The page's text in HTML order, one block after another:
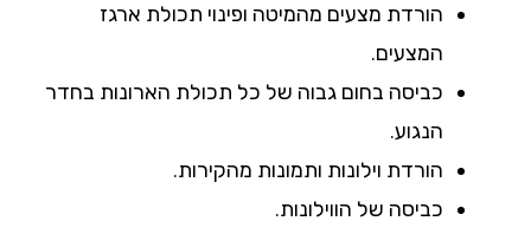
הורדת מצעים מהמיטה ופינוי תכולת ארגז
המצעים.
כביסה בחום גבוה של כל תכולת הארונות בחדר
הנגוע.
הורדת וילונות ותמונות מהקירות.
כביסה של הווילונות.